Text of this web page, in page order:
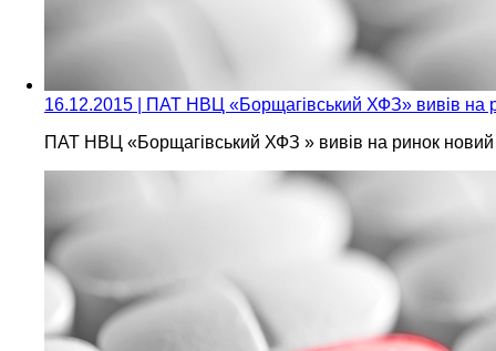
16.12.2015 | ПАТ НВЦ «Борщагівський ХФЗ» вивів на
ПАТ НВЦ «Борщагівський ХФЗ » вивів на ринок